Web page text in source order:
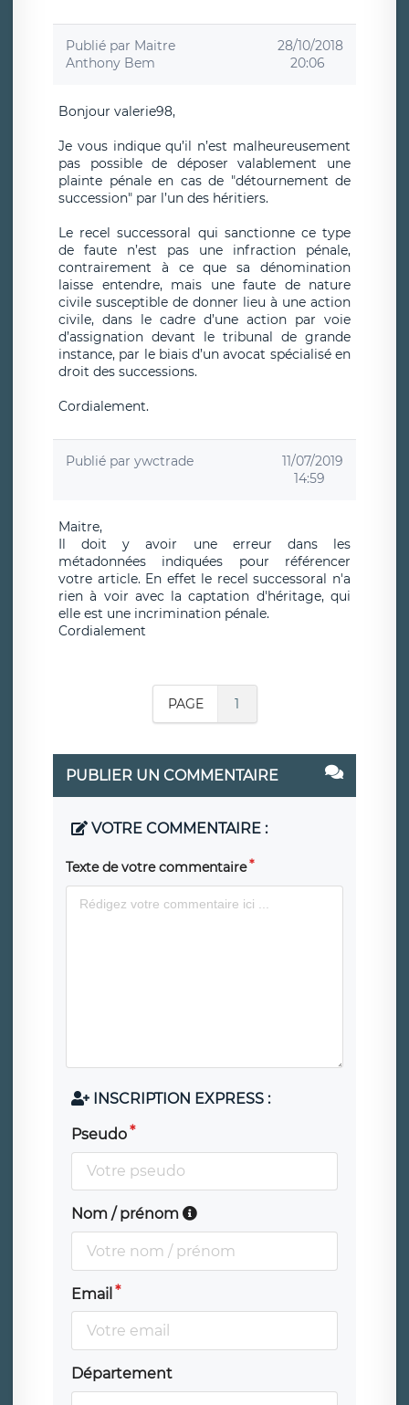
Publié par Maitre
Anthony Bem
28/10/2018
20:06
Bonjour valerie98,
Je vous indique qu’il n’est malheureusement
pas possible de déposer valablement une
plainte pénale en cas de "détournement de
succession" par l’un des héritiers.
Le recel successoral qui sanctionne ce type
de faute n’est pas une infraction pénale,
contrairement à ce que sa dénomination
laisse entendre, mais une faute de nature
civile susceptible de donner lieu à une action
civile, dans le cadre d’une action par voie
d’assignation devant le tribunal de grande
instance, par le biais d’un avocat spécialisé en
droit des successions.
Cordialement.
Publié par ywctrade
11/07/2019
14:59
Maitre,
Il doit y avoir une erreur dans les
métadonnées indiquées pour référencer
votre article. En effet le recel successoral n'a
rien à voir avec la captation d'héritage, qui
elle est une incrimination pénale.
Cordialement
PAGE 1
PUBLIER UN COMMENTAIRE
VOTRE COMMENTAIRE :
Texte de votre commentaire
INSCRIPTION EXPRESS :
Pseudo
Nom / prénom
Email
Département